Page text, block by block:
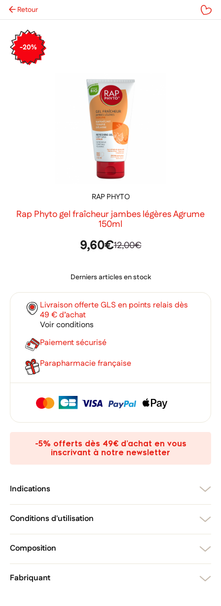
Retour
RAP PHYTO
Rap Phyto gel fraîcheur jambes légères Agrume
150ml
9,60€12,00€
Derniers articles en stock
Livraison offerte GLS en points relais dès
49 € d’achat
Voir conditions
Paiement sécurisé
Parapharmacie française
-5% offerts dès 49€ d’achat en vous
inscrivant à notre newsletter
-20%
Indications
Conditions d'utilisation
Composition
Fabriquant
Ajouter à ma liste d'envies ×
Créer une nouvelle liste
Créer une liste d'envies
Connexion
Vous devez être connecté pour ajouter des produits à votre
liste d'envies.